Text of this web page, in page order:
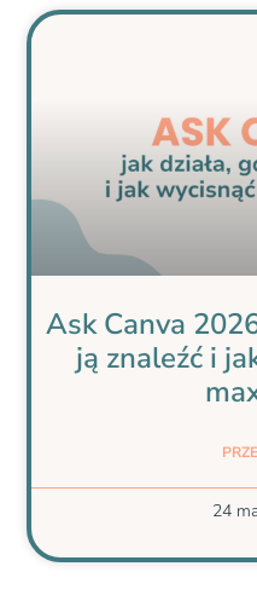
Ask Canva
ją znaleźć i
24